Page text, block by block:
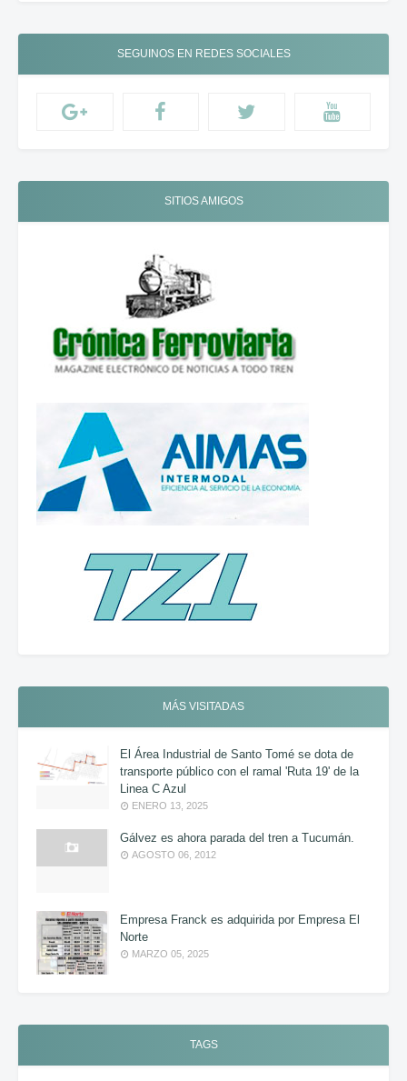
SEGUINOS EN REDES SOCIALES
SITIOS AMIGOS
MÁS VISITADAS
El Área Industrial de Santo Tomé se dota de
transporte público con el ramal 'Ruta 19' de la
Linea C Azul
ENERO 13, 2025
Gálvez es ahora parada del tren a Tucumán.
AGOSTO 06, 2012
Empresa Franck es adquirida por Empresa El
Norte
MARZO 05, 2025
TAGS